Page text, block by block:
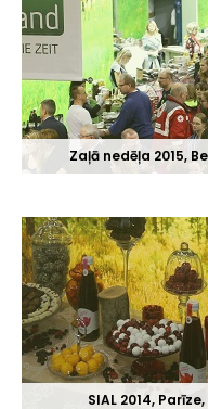
Zaļā nedēļa 2015,
SIAL 2014,